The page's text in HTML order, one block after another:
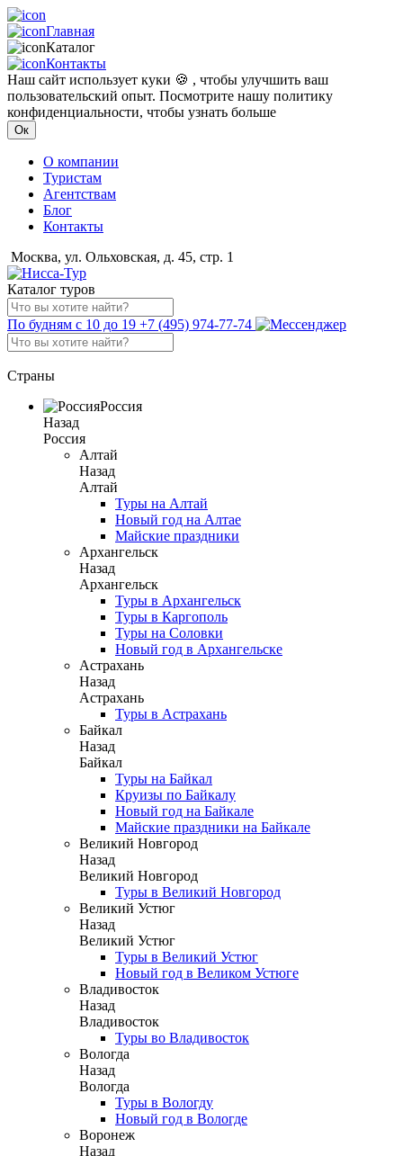
Главная
Каталог
Контакты
Наш сайт использует куки 🍪 , чтобы улучшить ваш
пользовательский опыт. Посмотрите нашу политику
конфиденциальности, чтобы узнать больше
Ок
О компании
Туристам
Агентствам
Блог
Контакты
Москва, ул. Ольховская, д. 45, стр. 1
Каталог туров
По будням с 10 до 19 +7 (495) 974-77-74
Страны
Россия
Назад
Россия
Алтай
Назад
Алтай
Туры на Алтай
Новый год на Алтае
Майские праздники
Архангельск
Назад
Архангельск
Туры в Архангельск
Туры в Каргополь
Туры на Соловки
Новый год в Архангельске
Астрахань
Назад
Астрахань
Туры в Астрахань
Байкал
Назад
Байкал
Туры на Байкал
Круизы по Байкалу
Новый год на Байкале
Майские праздники на Байкале
Великий Новгород
Назад
Великий Новгород
Туры в Великий Новгород
Великий Устюг
Назад
Великий Устюг
Туры в Великий Устюг
Новый год в Великом Устюге
Владивосток
Назад
Владивосток
Туры во Владивосток
Вологда
Назад
Вологда
Туры в Вологду
Новый год в Вологде
Воронеж
Назад